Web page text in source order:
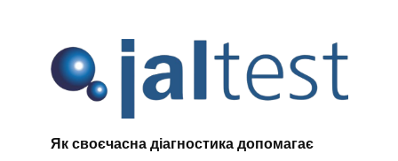
Як своєчасна діагностика допомагає